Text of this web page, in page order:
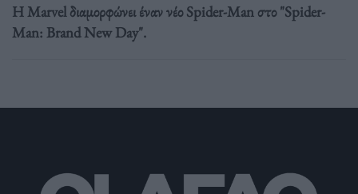
Η Marvel διαμορφώνει έναν νέο Spider-Man στο "Spider-
Man: Brand New Day".